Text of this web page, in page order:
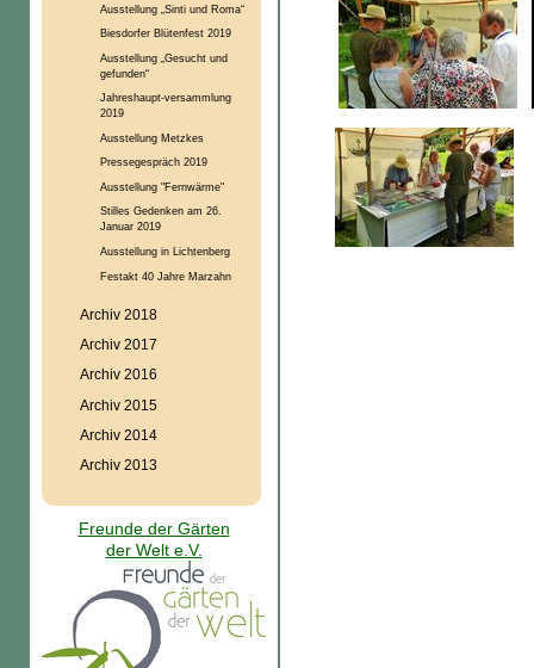
Ausstellung „Sinti und Roma“
Biesdorfer Blütenfest 2019
Ausstellung „Gesucht und
gefunden“
Jahreshaupt-versammlung
2019
Ausstellung Metzkes
Pressegespräch 2019
Ausstellung "Fernwärme"
Stilles Gedenken am 26.
Januar 2019
Ausstellung in Lichtenberg
Festakt 40 Jahre Marzahn
Archiv 2018
Archiv 2017
Archiv 2016
Archiv 2015
Archiv 2014
Archiv 2013
Freunde der Gärten
der Welt e.V.